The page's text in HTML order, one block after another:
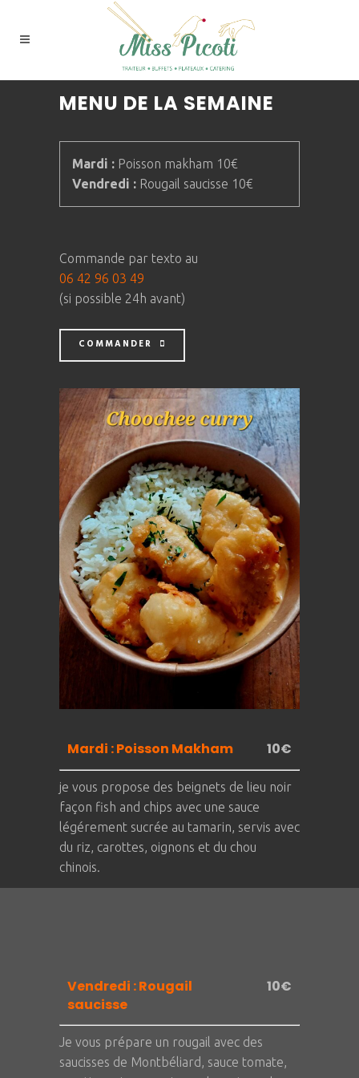
MENU DE LA SEMAINE
Mardi : Poisson makham 10€
Vendredi : Rougail saucisse 10€
Commande par texto au
06 42 96 03 49
(si possible 24h avant)
COMMANDER
Mardi : Poisson Makham 10€
je vous propose des beignets de lieu noir
façon fish and chips avec une sauce
légérement sucrée au tamarin, servis avec
du riz, carottes, oignons et du chou
chinois.
Vendredi : Rougail
saucisse
10€
Je vous prépare un rougail avec des
saucisses de Montbéliard, sauce tomate,